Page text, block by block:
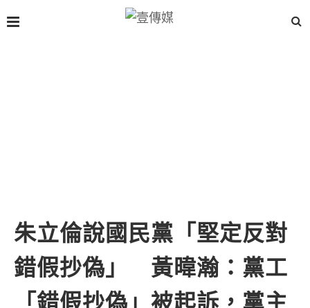
朱立倫說國民黨「堅定反對
錯假抄偽」 黃暐瀚：黨工